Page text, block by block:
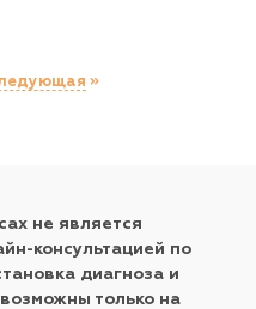
не является
консультацией по
диагноза и
только на